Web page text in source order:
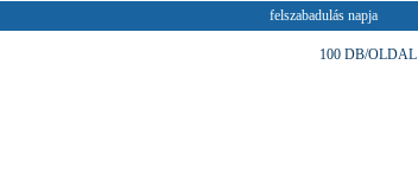
felszabadulás napja
100 DB/OLDAL